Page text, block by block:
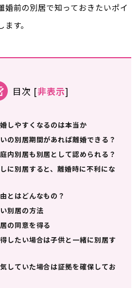
婚前の別居で知っておきたいポイ
す。
目次 [非表示]
しやすくなるのは本当か
の別居期間があれば離婚できる？
内別居も別居として認められる？
に別居すると、離婚時に不利にな
とはどんなもの？
別居の方法
の同意を得る
したい場合は子供と一緒に別居す
していた場合は証拠を確保してお